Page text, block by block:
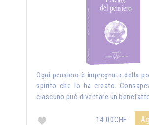
Ogni pensiero è impregnato della
spirito che lo ha creato.
ciascuno può diventare un
14.00CHF